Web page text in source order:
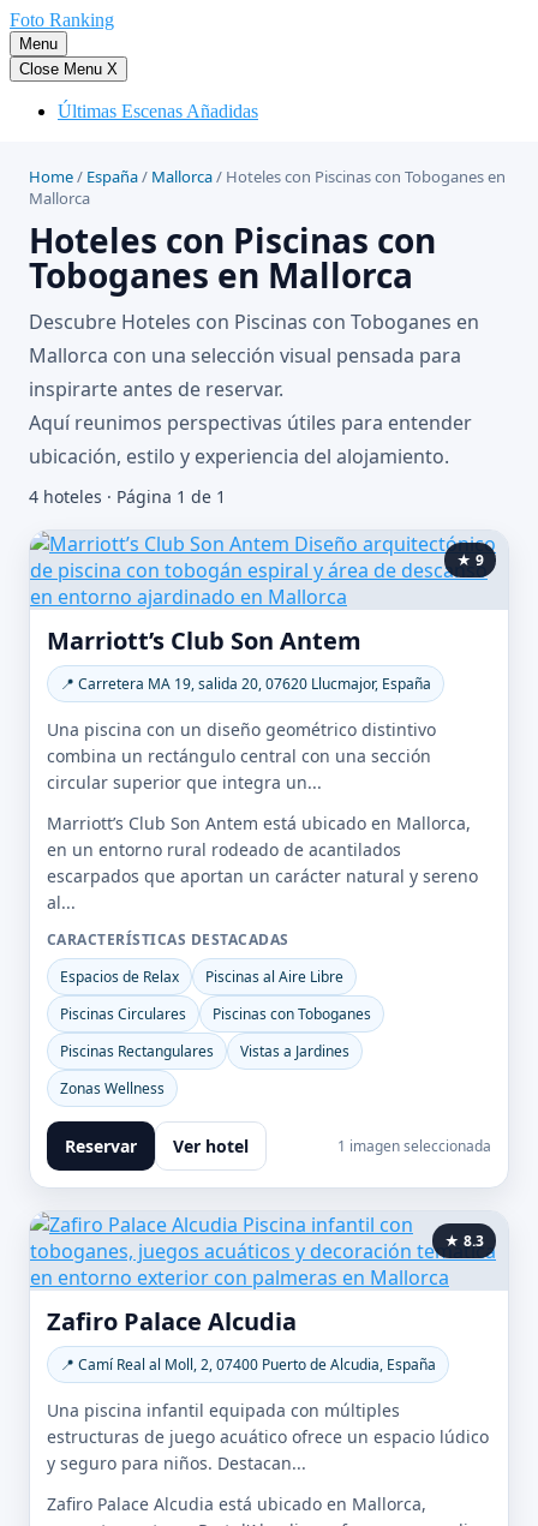
Saltar
al
contenido
Foto Ranking
Menu
Close Menu X
Últimas Escenas Añadidas
Home/ España/ Mallorca/ Hoteles con Piscinas con Toboganes en
Mallorca
Hoteles con Piscinas con
Toboganes en Mallorca
Descubre Hoteles con Piscinas con Toboganes en
Mallorca con una selección visual pensada para
inspirarte antes de reservar.
Aquí reunimos perspectivas útiles para entender
ubicación, estilo y experiencia del alojamiento.
4 hoteles · Página 1 de 1
★ 9
Marriott’s Club Son Antem
📍 Carretera MA 19, salida 20, 07620 Llucmajor, España
Una piscina con un diseño geométrico distintivo
combina un rectángulo central con una sección
circular superior que integra un...
Marriott’s Club Son Antem está ubicado en Mallorca,
en un entorno rural rodeado de acantilados
escarpados que aportan un carácter natural y sereno
al...
CARACTERÍSTICAS DESTACADAS
Espacios de Relax
Piscinas al Aire Libre
Piscinas Circulares
Piscinas con Toboganes
Piscinas Rectangulares
Vistas a Jardines
Zonas Wellness
Reservar Ver hotel 1 imagen seleccionada
★ 8.3
Zafiro Palace Alcudia
📍 Camí Real al Moll, 2, 07400 Puerto de Alcudia, España
Una piscina infantil equipada con múltiples
estructuras de juego acuático ofrece un espacio lúdico
y seguro para niños. Destacan...
Zafiro Palace Alcudia está ubicado en Mallorca,